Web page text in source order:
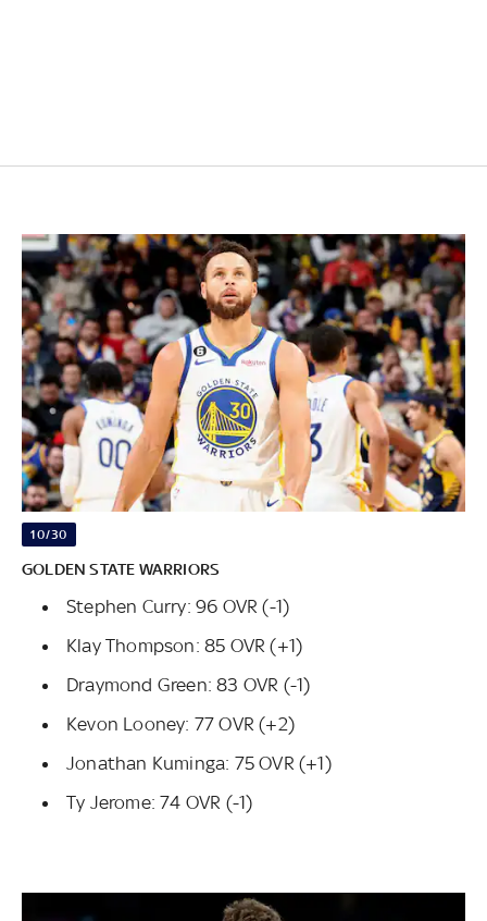
10/30
GOLDEN STATE WARRIORS
Stephen Curry: 96 OVR (-1)
Klay Thompson: 85 OVR (+1)
Draymond Green: 83 OVR (-1)
Kevon Looney: 77 OVR (+2)
Jonathan Kuminga: 75 OVR (+1)
Ty Jerome: 74 OVR (-1)